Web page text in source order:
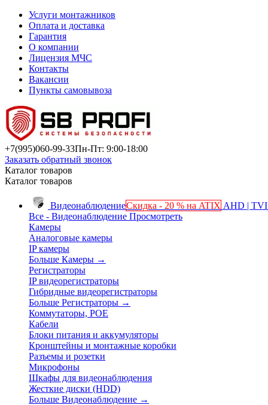
Услуги монтажников
Оплата и доставка
Гарантия
О компании
Лицензия МЧС
Контакты
Вакансии
Пункты самовывоза
+7(995)060-99-33Пн-Пт: 9:00-18:00
Заказать обратный звонок
Каталог товаров
Каталог товаров
ВидеонаблюдениеСкидка - 20 % на ATIX AHD |
Все - Видеонаблюдение Просмотреть
Камеры
Аналоговые камеры
IP камеры
Больше Камеры →
Регистраторы
IP видеорегистраторы
Гибридные видеорегистраторы
Больше Регистраторы →
Коммутаторы, POE
Кабели
Блоки питания и аккумуляторы
Кронштейны и монтажные коробки
Разъемы и розетки
Микрофоны
Шкафы для видеонаблюдения
Жесткие диски (HDD)
Больше Видеонаблюдение →